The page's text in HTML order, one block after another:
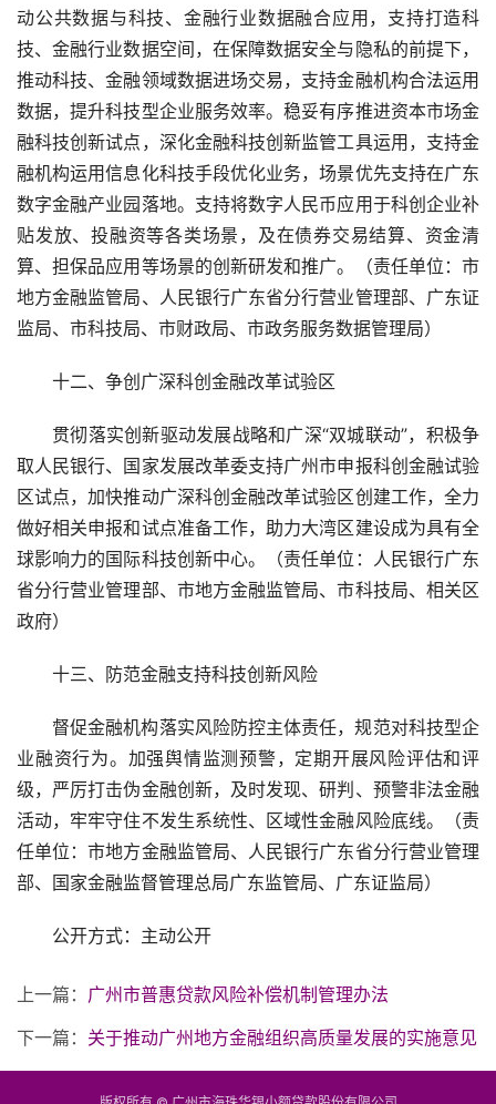
动公共数据与科技、金融行业数据融合应用，支持打造科
技、金融行业数据空间，在保障数据安全与隐私的前提下，
推动科技、金融领域数据进场交易，支持金融机构合法运用
数据，提升科技型企业服务效率。稳妥有序推进资本市场金
融科技创新试点，深化金融科技创新监管工具运用，支持金
融机构运用信息化科技手段优化业务，场景优先支持在广东
数字金融产业园落地。支持将数字人民币应用于科创企业补
贴发放、投融资等各类场景，及在债券交易结算、资金清
算、担保品应用等场景的创新研发和推广。（责任单位：市
地方金融监管局、人民银行广东省分行营业管理部、广东证
监局、市科技局、市财政局、市政务服务数据管理局）
十二、争创广深科创金融改革试验区
贯彻落实创新驱动发展战略和广深“双城联动”，积极争
取人民银行、国家发展改革委支持广州市申报科创金融试验
区试点，加快推动广深科创金融改革试验区创建工作，全力
做好相关申报和试点准备工作，助力大湾区建设成为具有全
球影响力的国际科技创新中心。（责任单位：人民银行广东
省分行营业管理部、市地方金融监管局、市科技局、相关区
政府）
十三、防范金融支持科技创新风险
督促金融机构落实风险防控主体责任，规范对科技型企
业融资行为。加强舆情监测预警，定期开展风险评估和评
级，严厉打击伪金融创新，及时发现、研判、预警非法金融
活动，牢牢守住不发生系统性、区域性金融风险底线。（责
任单位：市地方金融监管局、人民银行广东省分行营业管理
部、国家金融监督管理总局广东监管局、广东证监局）
公开方式：主动公开
上一篇： 广州市普惠贷款风险补偿机制管理办法
下一篇： 关于推动广州地方金融组织高质量发展的实施意见